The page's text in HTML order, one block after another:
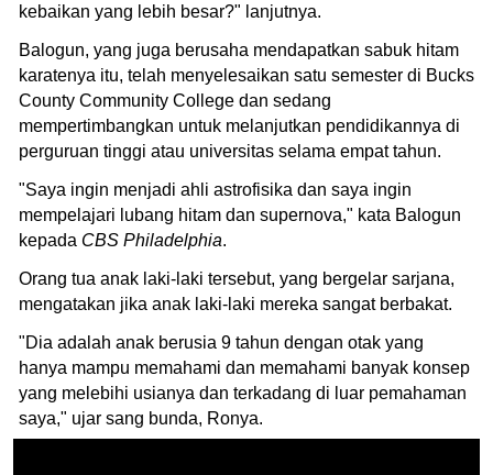
kebaikan yang lebih besar?" lanjutnya.
Balogun, yang juga berusaha mendapatkan sabuk hitam
karatenya itu, telah menyelesaikan satu semester di Bucks
County Community College dan sedang
mempertimbangkan untuk melanjutkan pendidikannya di
perguruan tinggi atau universitas selama empat tahun.
"Saya ingin menjadi ahli astrofisika dan saya ingin
mempelajari lubang hitam dan supernova," kata Balogun
kepada CBS Philadelphia.
Orang tua anak laki-laki tersebut, yang bergelar sarjana,
mengatakan jika anak laki-laki mereka sangat berbakat.
"Dia adalah anak berusia 9 tahun dengan otak yang
hanya mampu memahami dan memahami banyak konsep
yang melebihi usianya dan terkadang di luar pemahaman
saya," ujar sang bunda, Ronya.